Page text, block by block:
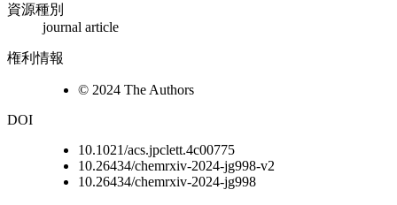
資源種別
journal article
権利情報
© 2024 The Authors
DOI
10.1021/acs.jpclett.4c00775
10.26434/chemrxiv-2024-jg998-v2
10.26434/chemrxiv-2024-jg998